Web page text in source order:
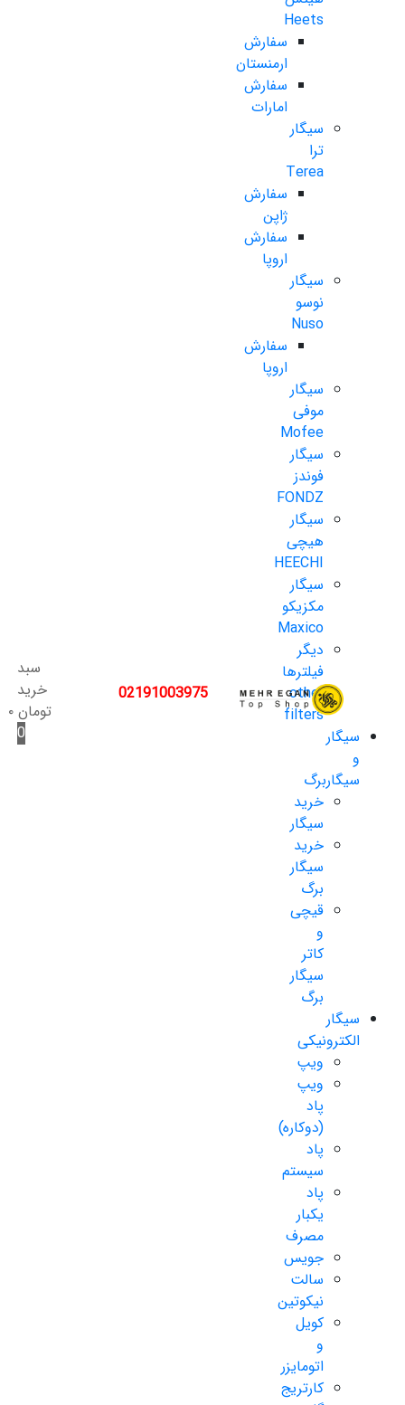
Heets
سفارش
ارمنستان
سفارش
امارات
سیگار
ترا
Terea
سفارش
ژاپن
سفارش
اروپا
سیگار
نوسو
Nuso
سفارش
اروپا
سیگار
موفی
Mofee
سیگار
فوندز
FONDZ
سیگار
هیچی
HEECHI
سیگار
مکزیکو
Maxico
دیگر
فیلترها
other
filters
سیگار
و
سیگاربرگ
خرید
سیگار
خرید
سیگار
برگ
قیچی
و
کاتر
سیگار
برگ
سیگار
الکترونیکی
ویپ
ویپ
پاد
(دوکاره)
پاد
سیستم
پاد
یکبار
مصرف
جویس
سالت
نیکوتین
کویل
و
اتومایزر
کارتریج
02191003975
سبد
خرید
تومان۰
0